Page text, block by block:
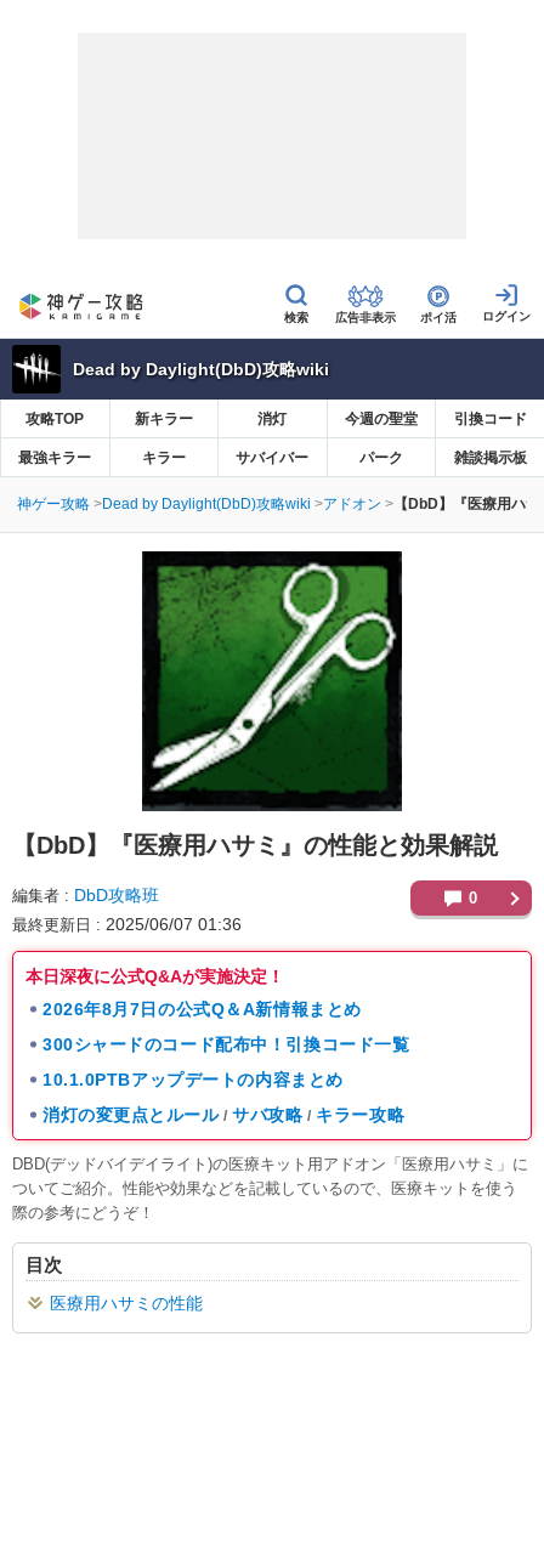
広告非表示 ポイ活
Dead by Daylight(DbD)攻略wiki
攻略TOP 新キラー 消灯 今週の聖堂 引換コード
最強キラー キラー サバイバー パーク 雑談掲示板
神ゲー攻略 Dead by Daylight(DbD)攻略wiki アドオン 【DbD】『医療用ハ
【DbD】 『医療用ハサミ』の性能と効果解説
編集者 DbD攻略班
最終更新日 2025/06/07 01:36
0
本日深夜に公式Q&Aが実施決定！
2026年8月7日の公式Q＆A新情報まとめ
300シャードのコード配布中！引換コード一覧
10.1.0PTBアップデートの内容まとめ
消灯の変更点とルール / サバ攻略 / キラー攻略
DBD(デッドバイデイライト)の医療キット用アドオン「医療用ハサミ」に
ついてご紹介。性能や効果などを記載しているので、医療キットを使う
際の参考にどうぞ！
目次
医療用ハサミの性能